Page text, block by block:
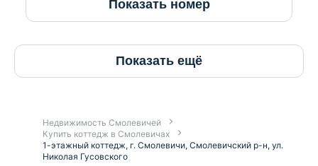
Показать номер
Показать ещё
Недвижимость Смолевичей
Купить коттедж в Смолевичах
1-этажный коттедж, г. Смолевичи, Смолевичский р-н, ул.
Николая Гусовского